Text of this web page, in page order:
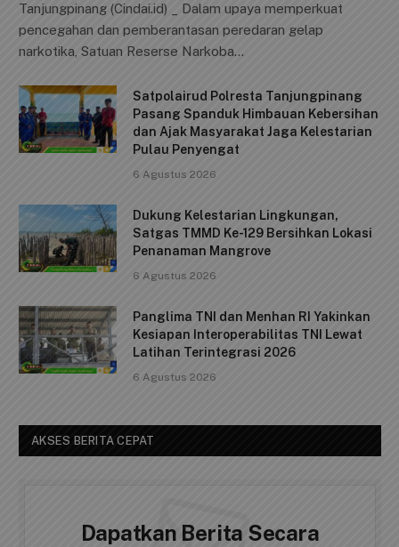
c
e
b
o
o
k
ai
l
at
s
p
p
p
y
n
k
ar
e
Tanjungpinang (Cindai.id) _ Dalam upaya memperkuat
pencegahan dan pemberantasan peredaran gelap
narkotika, Satuan Reserse Narkoba…
Satpolairud Polresta Tanjungpinang
Pasang Spanduk Himbauan Kebersihan
dan Ajak Masyarakat Jaga Kelestarian
Pulau Penyengat
6 Agustus 2026
Dukung Kelestarian Lingkungan,
Satgas TMMD Ke-129 Bersihkan Lokasi
Penanaman Mangrove
6 Agustus 2026
Panglima TNI dan Menhan RI Yakinkan
Kesiapan Interoperabilitas TNI Lewat
Latihan Terintegrasi 2026
6 Agustus 2026
AKSES BERITA CEPAT
Dapatkan Berita Secara